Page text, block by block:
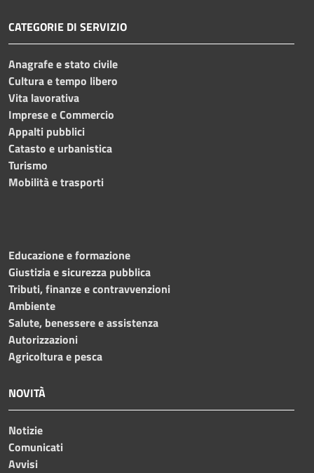
CATEGORIE DI SERVIZIO
Anagrafe e stato civile
Cultura e tempo libero
Vita lavorativa
Imprese e Commercio
Appalti pubblici
Catasto e urbanistica
Turismo
Mobilità e trasporti
Educazione e formazione
Giustizia e sicurezza pubblica
Tributi, finanze e contravvenzioni
Ambiente
Salute, benessere e assistenza
Autorizzazioni
Agricoltura e pesca
NOVITÀ
Notizie
Comunicati
Avvisi